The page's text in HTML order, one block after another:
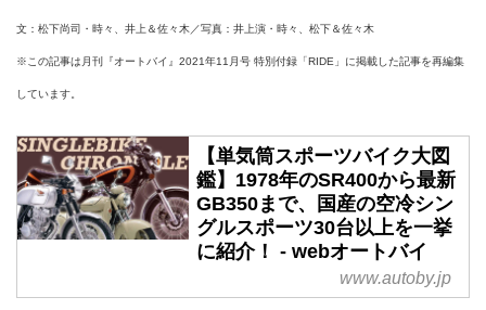
文：松下尚司・時々、井上＆佐々木／写真：井上演・時々、松下＆佐々木
※この記事は月刊『オートバイ』2021年11月号 特別付録「RIDE」に掲載した記事を再編集
しています。
【単気筒スポーツバイク大図
鑑】1978年のSR400から最新
GB350まで、国産の空冷シン
グルスポーツ30台以上を一挙
に紹介！ - webオートバイ
www.autoby.jp